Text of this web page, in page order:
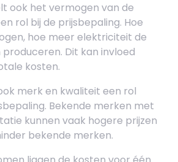
ook het vermogen van de
rol bij de prijsbepaling. Hoe
hoe meer elektriciteit de
Dit kan invloed
kosten.
merk en kwaliteit een rol
Bekende merken met
kunnen vaak hogere prijzen
bekende merken.